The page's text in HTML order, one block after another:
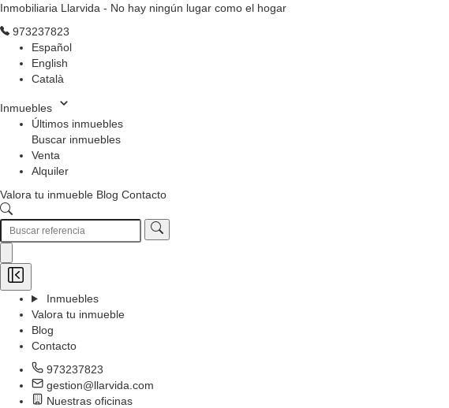
Inmobiliaria Llarvida - No hay ningún lugar como el hogar
973237823
Español
English
Català
Inmuebles
Últimos inmuebles
Buscar inmuebles
Venta
Alquiler
Valora tu inmueble Blog Contacto
Inmuebles
Valora tu inmueble
Blog
Contacto
973237823
gestion@llarvida.com
Nuestras oficinas